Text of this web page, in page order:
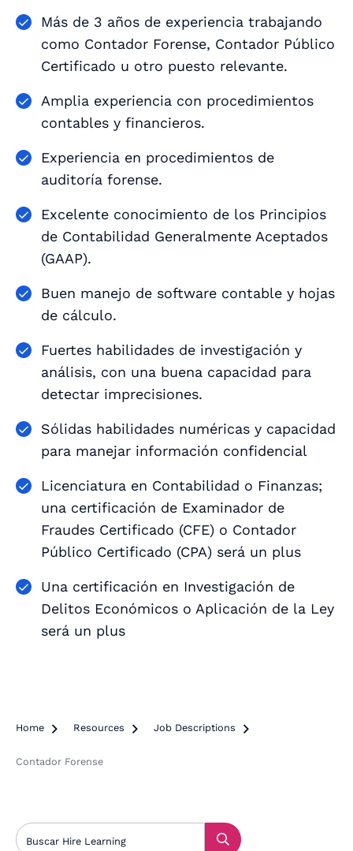
Más de 3 años de experiencia trabajando
como Contador Forense, Contador Público
Certificado u otro puesto relevante.
Amplia experiencia con procedimientos
contables y financieros.
Experiencia en procedimientos de
auditoría forense.
Excelente conocimiento de los Principios
de Contabilidad Generalmente Aceptados
(GAAP).
Buen manejo de software contable y hojas
de cálculo.
Fuertes habilidades de investigación y
análisis, con una buena capacidad para
detectar imprecisiones.
Sólidas habilidades numéricas y capacidad
para manejar información confidencial
Licenciatura en Contabilidad o Finanzas;
una certificación de Examinador de
Fraudes Certificado (CFE) o Contador
Público Certificado (CPA) será un plus
Una certificación en Investigación de
Delitos Económicos o Aplicación de la Ley
será un plus
Home  Resources  Job Descriptions 
Contador Forense